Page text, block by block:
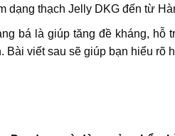
dạng thạch Jelly DKG đến từ
bá là giúp tăng đề kháng, hỗ
Bài viết sau sẽ giúp bạn hiểu